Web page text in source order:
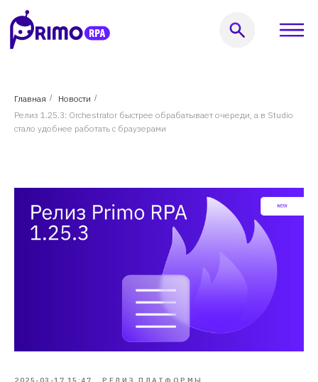
Пользователям Компания
856-62-18
Главная / Новости /
Релиз 1.25.3: Orchestrator быстрее обрабатывает очереди, а в Studio
стало удобнее работать с браузерами
2025-03-17 15:47 РЕЛИЗ ПЛАТФОРМЫ